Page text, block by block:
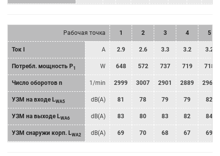
Рабочая точка 1 2 3 4 5
Ток I A 2.9 2.6 3.3 3.2 3.2
Потребл. мощность P1 W 648 572 737 719 718
Число оборотов n 1/min 2999 3007 2901 2889 2968
УЗМ на входе LWA5 dB(A) 81 78 79 79 82
УЗМ на выходе LWA6 dB(A) 83 80 83 82 84
УЗМ снаружи корп. LWA2 dB(A) 69 70 68 67 69